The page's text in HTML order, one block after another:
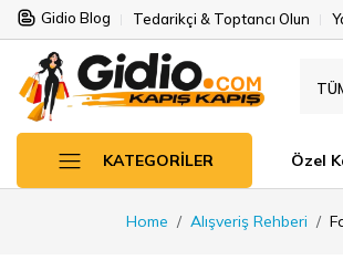
Gidio Blog Tedarikçi & Toptancı Olun
KATEGORILER Özel
Home Alışveriş Rehberi